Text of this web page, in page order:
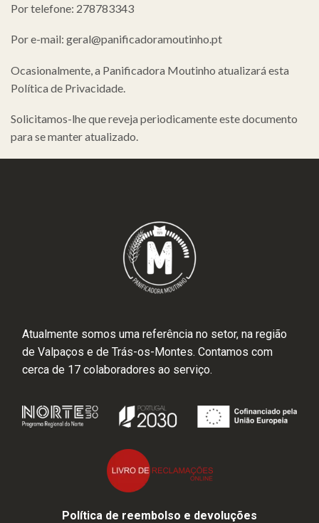
Por telefone: 278783343
Por e-mail: geral@panificadoramoutinho.pt
Ocasionalmente, a Panificadora Moutinho atualizará esta
Política de Privacidade.
Solicitamos-lhe que reveja periodicamente este documento
para se manter atualizado.
Atualmente somos uma referência no setor, na região
de Valpaços e de Trás-os-Montes. Contamos com
cerca de 17 colaboradores ao serviço.
Política de reembolso e devoluções